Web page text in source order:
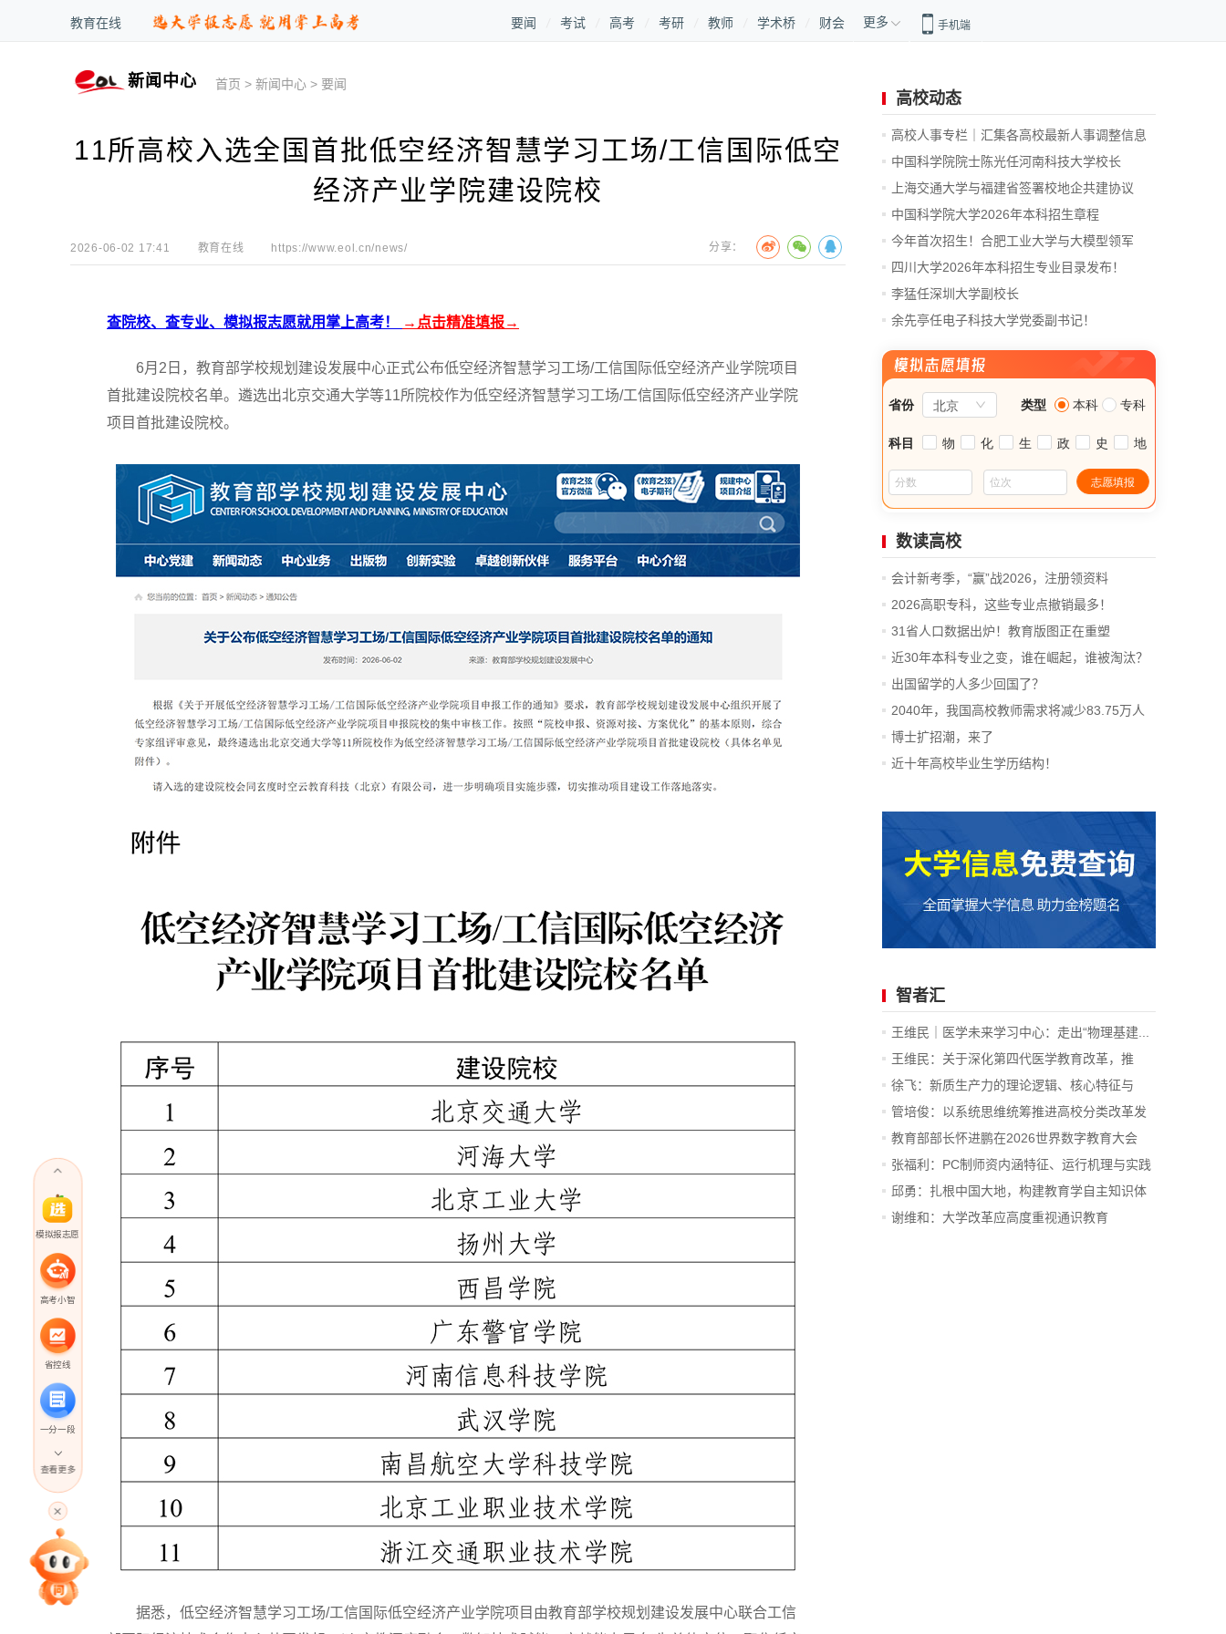
教育在线 要闻 考试 高考 考研 教师 学术桥 财会 更多 手机端
新闻中心 首页 >新闻中心 > 要闻
11所高校入选全国首批低空经济智慧学习工场/工信国际低空
经济产业学院建设院校
2026-06-02 17:41 教育在线 https://www.eol.cn/news/ 分享：
查院校、查专业、模拟报志愿就用掌上高考！ →点击精准填报→
6月2日，教育部学校规划建设发展中心正式公布低空经济智慧学习工场/工信国际低空经济产业学院项目
首批建设院校名单。遴选出北京交通大学等11所院校作为低空经济智慧学习工场/工信国际低空经济产业学院
项目首批建设院校。
据悉，低空经济智慧学习工场/工信国际低空经济产业学院项目由教育部学校规划建设发展中心联合工信
高校动态
高校人事专栏｜汇集各高校最新人事调整信息
中国科学院院士陈光任河南科技大学校长
上海交通大学与福建省签署校地企共建协议
中国科学院大学2026年本科招生章程
今年首次招生！合肥工业大学与大模型领军
企...
四川大学2026年本科招生专业目录发布！
李猛任深圳大学副校长
余先亭任电子科技大学党委副书记！
模拟报志愿
高考小智
省控线
一分一段
高考直播
专家指导课
查看更多
数读高校
会计新考季，“赢”战2026，注册领资料
2026高职专科，这些专业点撤销最多！
31省人口数据出炉！教育版图正在重塑
近30年本科专业之变，谁在崛起，谁被淘汰？
出国留学的人多少回国了？
2040年，我国高校教师需求将减少83.75万人
博士扩招潮，来了
近十年高校毕业生学历结构！
智者汇
王维民｜医学未来学习中心：走出“物理基建...
王维民：关于深化第四代医学教育改革，推
进...
徐飞：新质生产力的理论逻辑、核心特征与
战...
管培俊：以系统思维统筹推进高校分类改革发
展
教育部部长怀进鹏在2026世界数字教育大会
上...
张福利：PC制师资内涵特征、运行机理与实践
价值
邱勇：扎根中国大地，构建教育学自主知识体
系
谢维和：大学改革应高度重视通识教育